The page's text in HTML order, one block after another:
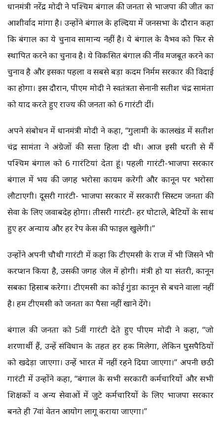
प्रधानमंत्री नरेंद्र मोदी ने पश्चिम बंगाल की जनता से भाजपा की जीत का
आशीर्वाद मांगा है। उन्होंने बंगाल के हल्दिया में जनसभा के दौरान कहा
कि बंगाल का ये चुनाव सामान्य नहीं है। ये बंगाल के वैभव को फिर से
स्थापित करने का चुनाव है। ये विकसित बंगाल की नींव मजबूत करने का
चुनाव है और इसका पहला व सबसे बड़ा कदम निर्मम सरकार की विदाई
का होगा। इस दौरान, पीएम मोदी ने स्वतंत्रता सेनानी सतीश चंद्र सामंता
को याद करते हुए राज्य की जनता को 6 गारंटी दीं।
अपने संबोधन में प्रधानमंत्री मोदी ने कहा, “गुलामी के कालखंड में सतीश
चंद्र सामंता ने अंग्रेजों की सत्ता हिला दी थी। आज इसी धरती से मैं
पश्चिम बंगाल को 6 गारंटियां देता हूं। पहली गारंटी-भाजपा सरकार
बंगाल में भय की जगह भरोसा कायम करेगी और कानून पर भरोसा
लौटाएगी। दूसरी गारंटी- भाजपा सरकार में सरकारी सिस्टम जनता की
सेवा के लिए जवाबदेह होगा। तीसरी गारंटी- हर घोटाले, बेटियों के साथ
हुए हर अन्याय और हर रेप केस की फाइल खुलेगी।”
उन्होंने अपनी चौथी गारंटी में कहा कि टीएमसी के राज में भी जिसने भी
करप्शन किया है, उसकी जगह जेल में होगी। मंत्री हो या संतरी, कानून
सबका हिसाब करेगा। टीएमसी का कोई गुंडा कानून से बचने वाला नहीं
है। हम टीएमसी को जनता का पैसा नहीं खाने देंगे।
बंगाल की जनता को 5वीं गारंटी देते हुए पीएम मोदी ने कहा, “जो
शरणार्थी हैं, उन्हें संविधान के तहत हर हक मिलेगा, लेकिन घुसपैठियों
को खदेड़ा जाएगा। उन्हें भारत में नहीं रहने दिया जाएगा।” अपनी छठी
गारंटी में उन्होंने कहा, “बंगाल के सभी सरकारी कर्मचारियों और सभी
शिक्षकों व अन्य सेवाओं में जुटे कर्मचारियों के लिए भाजपा सरकार
बनते ही 7वां वेतन आयोग लागू कराया जाएगा।”